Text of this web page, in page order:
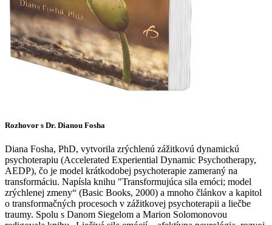
Rozhovor s Dr. Dianou Fosha
Diana Fosha, PhD, vytvorila zrýchlenú zážitkovú dynamickú
psychoterapiu (Accelerated Experiential Dynamic Psychotherapy,
AEDP), čo je model krátkodobej psychoterapie zameraný na
transformáciu. Napísla knihu "Transformujúca sila emóci; model
zrýchlenej zmeny“ (Basic Books, 2000) a mnoho článkov a kapitol
o transformačných procesoch v zážitkovej psychoterapii a liečbe
traumy. Spolu s Danom Siegelom a Marion Solomonovou